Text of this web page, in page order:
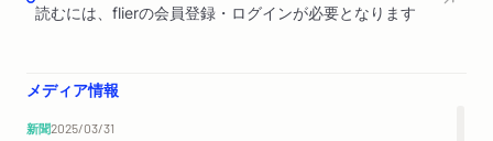
13 最大の危険物＝国家
14 世界を支配しているのは誰か
15 真の問題は何か
読むには、flierの会員登録・ログインが必要となります
メディア情報
新聞2025/03/31